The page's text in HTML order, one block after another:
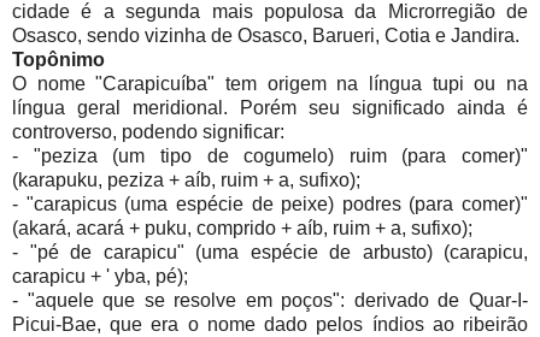
cidade é a segunda mais populosa da Microrregião de
Osasco, sendo vizinha de Osasco, Barueri, Cotia e Jandira.
Topônimo
O nome "Carapicuíba" tem origem na língua tupi ou na
língua geral meridional. Porém seu significado ainda é
controverso, podendo significar:
- "peziza (um tipo de cogumelo) ruim (para comer)"
(karapuku, peziza + aíb, ruim + a, sufixo);
- "carapicus (uma espécie de peixe) podres (para comer)"
(akará, acará + puku, comprido + aíb, ruim + a, sufixo);
- "pé de carapicu" (uma espécie de arbusto) (carapicu,
carapicu + ' yba, pé);
- "aquele que se resolve em poços": derivado de Quar-I-
Picui-Bae, que era o nome dado pelos índios ao ribeirão